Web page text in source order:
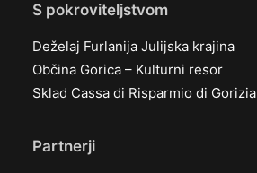
S pokroviteljstvom
Deželaj Furlanija Julijska krajina
Občina Gorica – Kulturni resor
Sklad Cassa di Risparmio di Gorizia
Partnerji